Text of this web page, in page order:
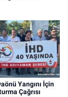
Yangını İçin
Çağrısı